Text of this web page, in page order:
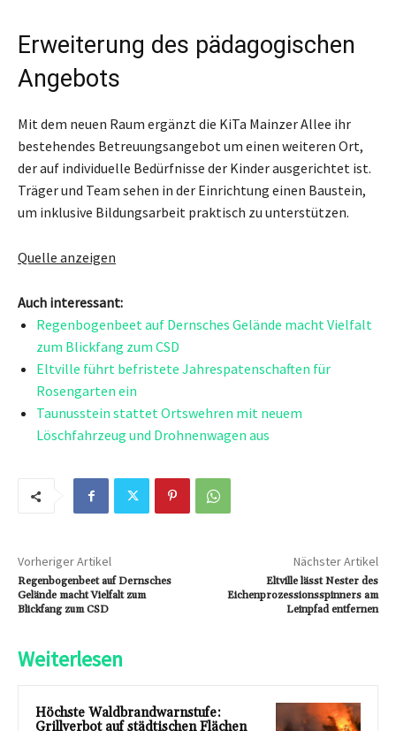
Erweiterung des pädagogischen
Angebots
Mit dem neuen Raum ergänzt die KiTa Mainzer Allee ihr
bestehendes Betreuungsangebot um einen weiteren Ort,
der auf individuelle Bedürfnisse der Kinder ausgerichtet ist.
Träger und Team sehen in der Einrichtung einen Baustein,
um inklusive Bildungsarbeit praktisch zu unterstützen.
Quelle anzeigen
Auch interessant:
Regenbogenbeet auf Dernsches Gelände macht Vielfalt
zum Blickfang zum CSD
Eltville führt befristete Jahrespatenschaften für
Rosengarten ein
Taunusstein stattet Ortswehren mit neuem
Löschfahrzeug und Drohnenwagen aus
Vorheriger Artikel
Regenbogenbeet auf Dernsches
Gelände macht Vielfalt zum
Blickfang zum CSD
Nächster Artikel
Eltville lässt Nester des
Eichenprozessionsspinners am
Leinpfad entfernen
Weiterlesen
Höchste Waldbrandwarnstufe:
Grillverbot auf städtischen Flächen